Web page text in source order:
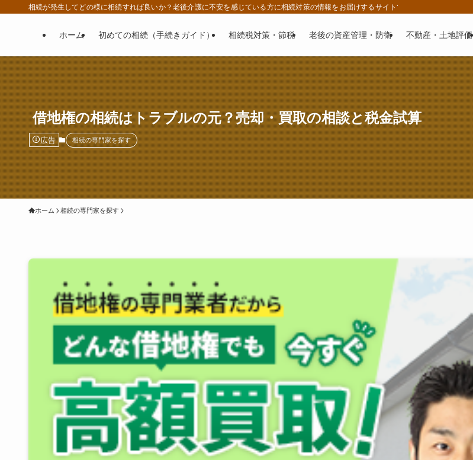
相続が発生してどの様に相続すれば良いか？老後介護に不安を感じている方に相続対策の情報をお届けするサイトです。
ホーム 初めての相続（手続きガイド） 相続税対策・節税 老後の資産管理・防衛 不動産・土地評価
借地権の相続はトラブルの元？売却・買取の相談と税金試算
広告 相続の専門家を探す
ホーム 相続の専門家を探す